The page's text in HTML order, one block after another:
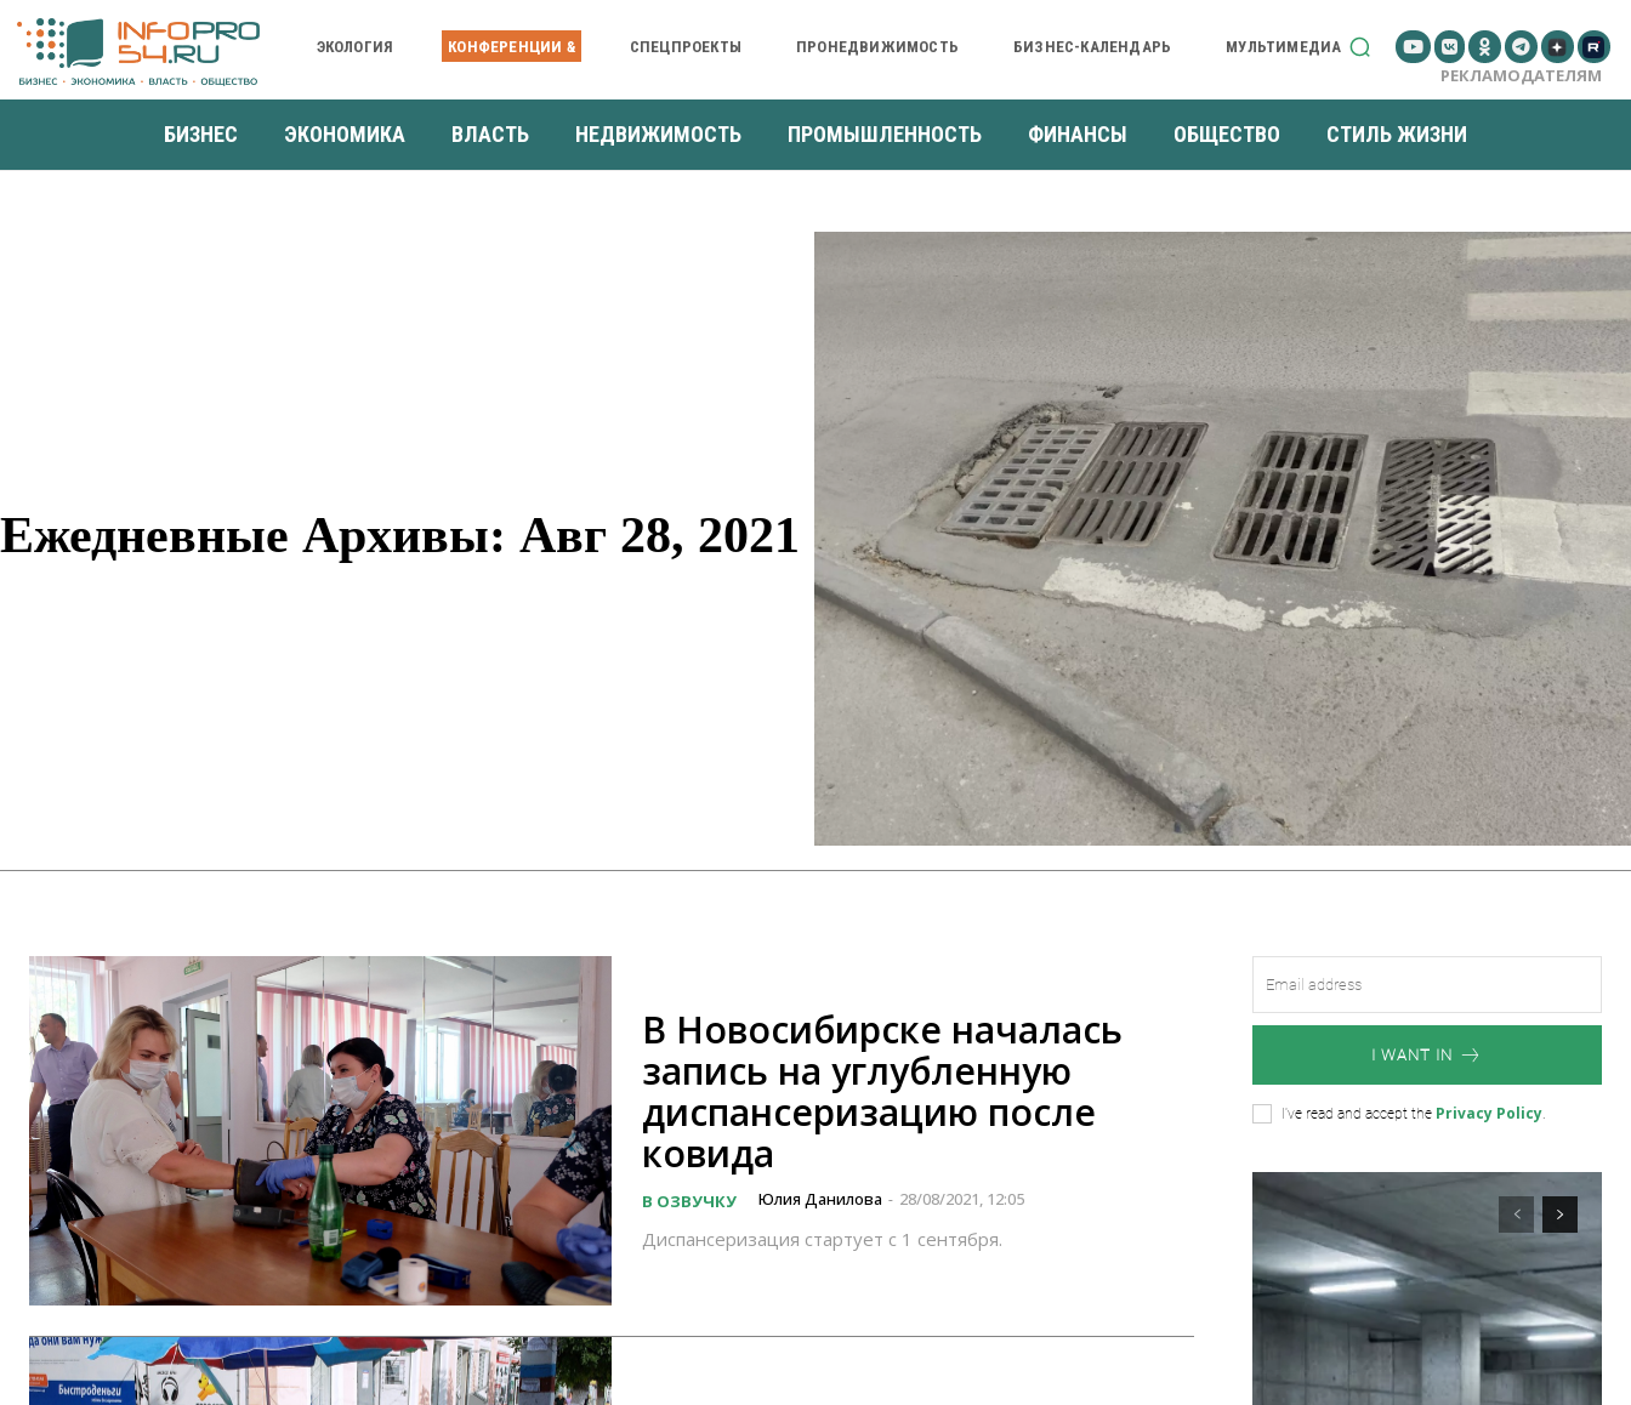
ЭКОЛОГИЯ КОНФЕРЕНЦИИ & СПЕЦПРОЕКТЫ ПРОНЕДВИЖИМОСТЬ БИЗНЕС-КАЛЕНДАРЬ МУЛЬТИМЕДИА
РЕКЛАМОДАТЕЛЯМ
БИЗНЕС ЭКОНОМИКА ВЛАСТЬ НЕДВИЖИМОСТЬ ПРОМЫШЛЕННОСТЬ ФИНАНСЫ ОБЩЕСТВО СТИЛЬ ЖИЗНИ
Ежедневные Архивы: Авг 28, 2021
В Новосибирске началась
запись на углубленную
диспансеризацию после
ковида
В ОЗВУЧКУ Юлия Данилова - 28/08/2021, 12:05
Диспансеризация стартует с 1 сентября.
I WANT IN
I've read and accept the Privacy Policy